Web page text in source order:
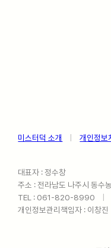
미스터덕 소개 | ㅤ개인정보
대표자 : 정수창
주소 : 전라남도 나주시 동수
TEL : 061-820-8990ㅤ
개인정보관리책임자 : 이창진